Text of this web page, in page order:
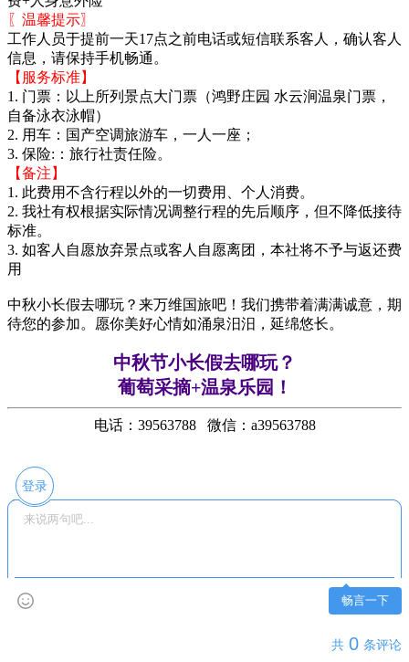
〖温馨提示〗
工作人员于提前一天17点之前电话或短信联系客人，确认客人
信息，请保持手机畅通。
【服务标准】
1. 门票：以上所列景点大门票（鸿野庄园 水云涧温泉门票，
自备泳衣泳帽）
2. 用车：国产空调旅游车，一人一座；
3. 保险:：旅行社责任险。
【备注】
1. 此费用不含行程以外的一切费用、个人消费。
2. 我社有权根据实际情况调整行程的先后顺序，但不降低接待
标准。
3. 如客人自愿放弃景点或客人自愿离团，本社将不予与返还费
用
中秋小长假去哪玩？来万维国旅吧！我们携带着满满诚意，期
待您的参加。愿你美好心情如涌泉汨汨，延绵悠长。
中秋节小长假去哪玩？
葡萄采摘+温泉乐园！
电话：39563788 微信：a39563788
登录
畅言一下
共 0 条评论